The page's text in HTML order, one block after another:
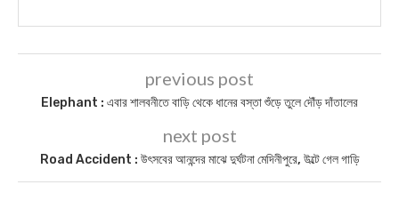
previous post
Elephant : এবার শালবনীতে বাড়ি থেকে ধানের বস্তা শুঁড়ে তুলে দৌঁড় দাঁতালের
next post
Road Accident : উৎসবের আনন্দের মাঝে দুর্ঘটনা মেদিনীপুরে, উল্টে গেল গাড়ি